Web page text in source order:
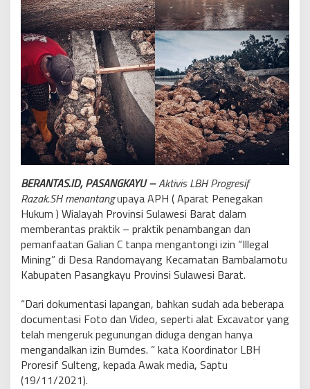
BERANTAS.ID, PASANGKAYU –Aktivis LBH Progresif
Razak.SH menantangupaya APH ( Aparat Penegakan
Hukum ) Wialayah Provinsi Sulawesi Barat dalam
memberantas praktik – praktik penambangan dan
pemanfaatan Galian C tanpa mengantongi izin “Illegal
Mining” di Desa Randomayang Kecamatan Bambalamotu
Kabupaten Pasangkayu Provinsi Sulawesi Barat.
“Dari dokumentasi lapangan, bahkan sudah ada beberapa
documentasi Foto dan Video, seperti alat Excavator yang
telah mengeruk pegunungan diduga dengan hanya
mengandalkan izin Bumdes. ” kata Koordinator LBH
Proresif Sulteng, kepada Awak media, Saptu
(19/11/2021).